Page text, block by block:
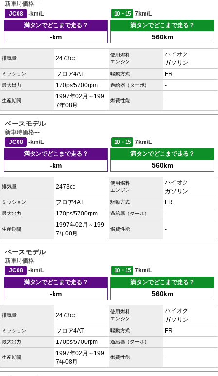
新車時価格---
JC08
-km/L 10・15
7km/L
満タンでどこまで走る？
-km
満タンでどこまで走る？
560km
排気量 2473cc
使用燃料
エンジン
ハイオク
ガソリン
ミッション フロア4AT 駆動方式 FR
最大出力 170ps/5700rpm 過給器（ターボ） -
生産期間
1997年02月～199
7年08月
燃費性能 -
ベースモデル
新車時価格---
JC08
-km/L 10・15
7km/L
満タンでどこまで走る？
-km
満タンでどこまで走る？
560km
排気量 2473cc
使用燃料
エンジン
ハイオク
ガソリン
ミッション フロア4AT 駆動方式 FR
最大出力 170ps/5700rpm 過給器（ターボ） -
生産期間
1997年02月～199
7年08月
燃費性能 -
ベースモデル
新車時価格---
JC08
-km/L 10・15
7km/L
満タンでどこまで走る？
-km
満タンでどこまで走る？
560km
排気量 2473cc
使用燃料
エンジン
ハイオク
ガソリン
ミッション フロア4AT 駆動方式 FR
最大出力 170ps/5700rpm 過給器（ターボ） -
生産期間
1997年02月～199
7年08月
燃費性能 -